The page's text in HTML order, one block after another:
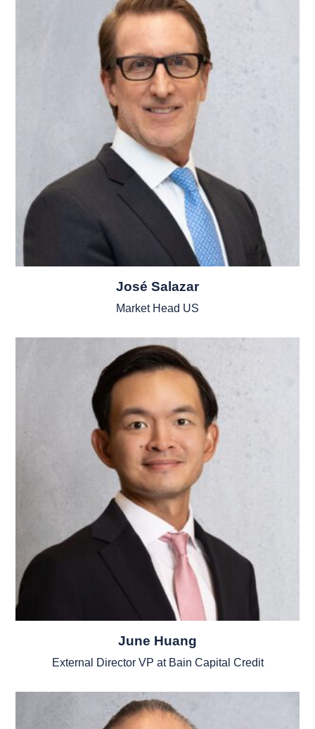
José Salazar
Market Head US
June Huang
External Director VP at Bain Capital Credit